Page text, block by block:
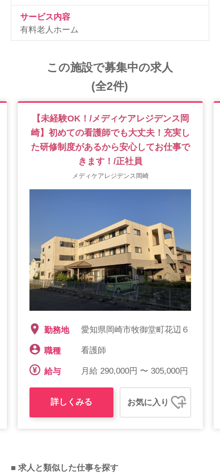
サービス内容
有料老人ホーム
この施設で募集中の求人
(全2件)
【未経験OK！/メディケアレジデンス岡
崎】初めての看護師でも大丈夫！充実し
た研修制度があるから安心してお仕事で
きます！/正社員
メディケアレジデンス岡崎
勤務地 愛知県岡崎市牧御堂町花辺６
職種 看護師
給与 月給 290,000円 〜 305,000円
詳しくみる お気に入り
■ 求人と類似した仕事を探す